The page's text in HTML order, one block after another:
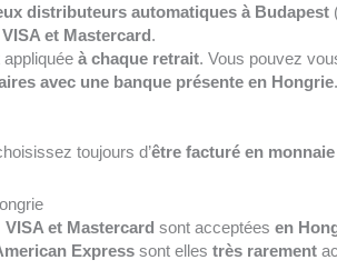
distributeurs automatiques à Budapest
VISA et Mastercard.
appliquée à chaque retrait. Vous pouvez
avec une banque présente en Hongrie.
toujours d’être facturé en
VISA et Mastercard sont acceptées en
Express sont elles très rarement